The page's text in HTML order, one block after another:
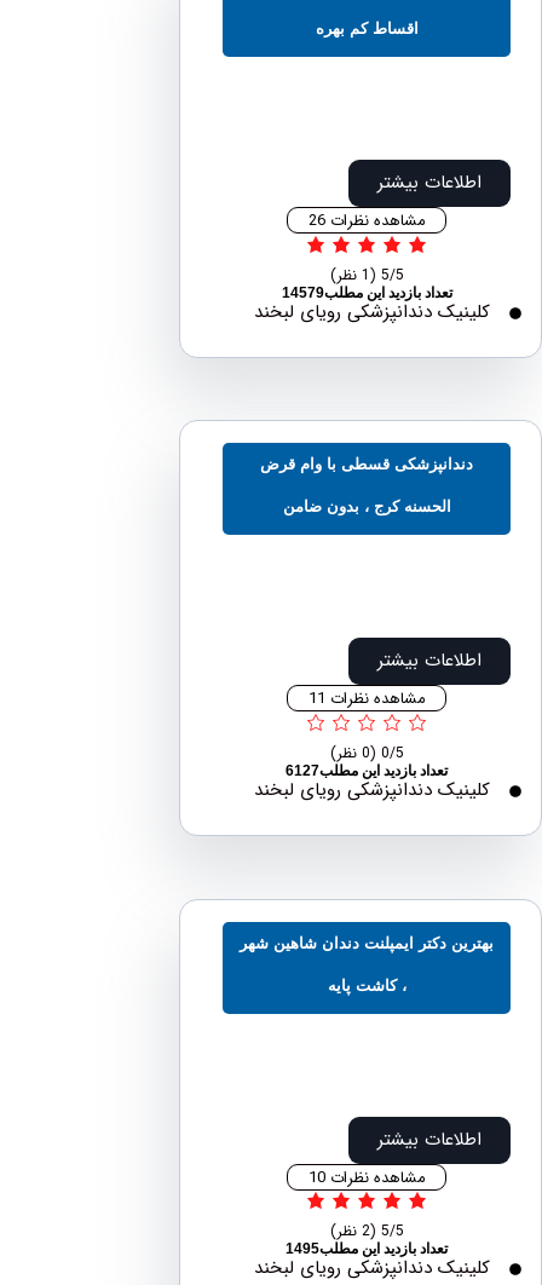
اقساط کم بهره
اطلاعات بیشتر
مشاهده نظرات 26
تعداد بازدید این مطلب14579
دندانپزشکی رویای لبخند
دندانپزشکی قسطی با وام قرض
الحسنه کرج ، بدون ضامن
اطلاعات بیشتر
مشاهده نظرات 11
تعداد بازدید این مطلب6127
دندانپزشکی رویای لبخند
دکتر ایمپلنت دندان شاهین شهر
، کاشت پایه
اطلاعات بیشتر
مشاهده نظرات 10
تعداد بازدید این مطلب1495
دندانپزشکی رویای لبخند